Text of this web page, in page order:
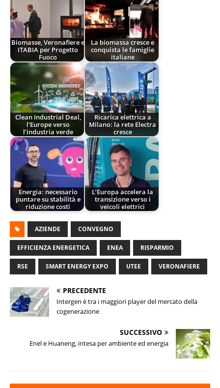
Biomasse, Veronafiere e
ITABIA per Progetto
Fuoco
La biomassa cresce e
conquista le famiglie
italiane
Clean Industrial Deal,
l'Europe verso
l’industria verde
Ricarica elettrica a
Milano: la rete Electra
cresce
Energia: necessario
puntare su stabilità e
riduzione costi
L’Europa accelera la
transizione verso i
veicoli elettrici
AZIENDE CONVEGNO
EFFICIENZA ENERGETICA ENEA RISPARMIO
RSE SMART ENERGY EXPO UTEE VERONAFIERE
PRECEDENTE
Intergen è tra i maggiori player del mercato della
cogenerazione
SUCCESSIVO
Enel e Huaneng, intesa per ambiente ed energia